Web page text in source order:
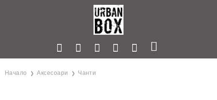
Начало Аксесоари Чанти